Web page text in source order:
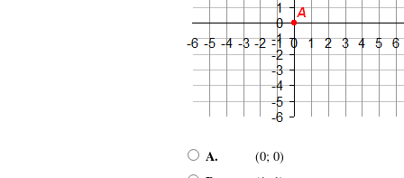
A. (0; 0)